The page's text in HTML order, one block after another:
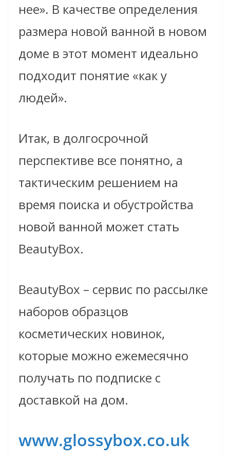
нее». В качестве определения
размера новой ванной в новом
доме в этот момент идеально
подходит понятие «как у
людей».
Итак, в долгосрочной
перспективе все понятно, а
тактическим решением на
время поиска и обустройства
новой ванной может стать
BeautyBox.
BeautyBox – сервис по рассылке
наборов образцов
косметических новинок,
которые можно ежемесячно
получать по подписке с
доставкой на дом.
www.glossybox.co.uk